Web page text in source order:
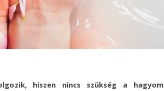
hiszen nincs szükség a